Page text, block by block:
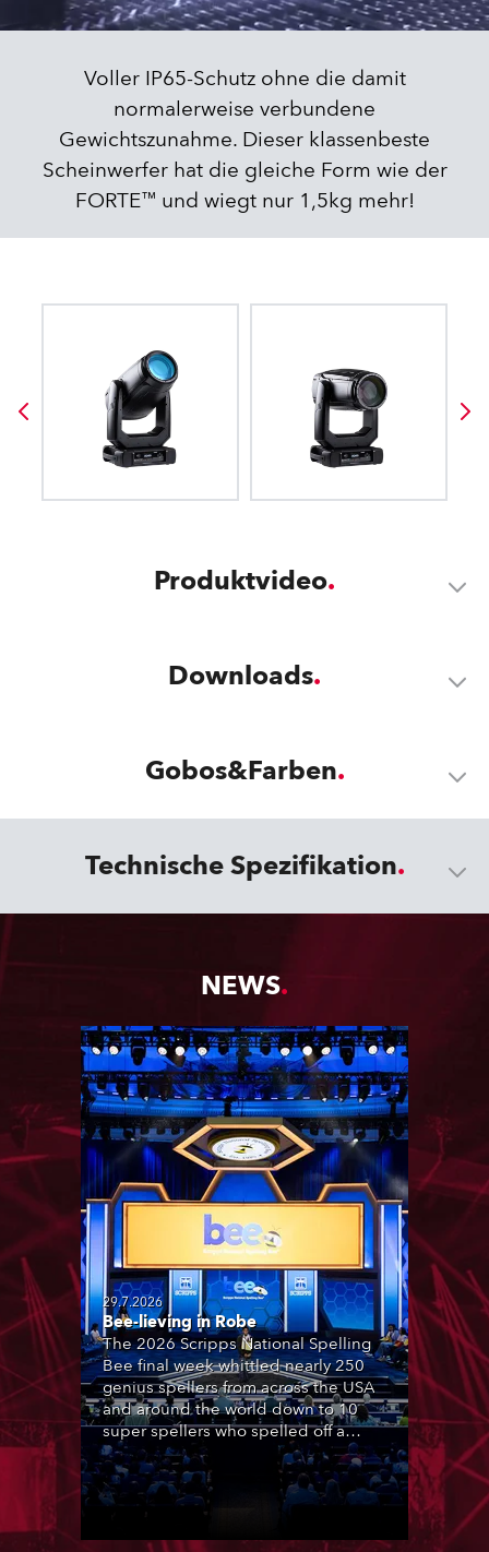
Voller IP65-Schutz ohne die damit
normalerweise verbundene
Gewichtszunahme. Dieser klassenbeste
Scheinwerfer hat die gleiche Form wie der
FORTE™ und wiegt nur 1,5kg mehr!
Produktvideo
Downloads
Gobos&Farben
Technische Spezifikation
NEWS
29.7.2026
Bee-lieving in Robe
The 2026 Scripps National Spelling
Bee final week whittled nearly 250
genius spellers from across the USA
and around the world down to 10
super spellers who spelled off a
thrilling live televised finale to the
famous contest. The event was
staged for the first time in a new
venue, the DAR Constitution Hall in
Washington DC.